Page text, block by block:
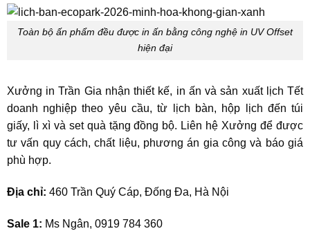
Toàn bộ ấn phẩm đều được in ấn bằng công nghệ in UV Offset
hiện đại
Xưởng in Trần Gia nhận thiết kế, in ấn và sản xuất lịch Tết
doanh nghiệp theo yêu cầu, từ lịch bàn, hộp lịch đến túi
giấy, lì xì và set quà tặng đồng bộ. Liên hệ Xưởng để được
tư vấn quy cách, chất liệu, phương án gia công và báo giá
phù hợp.
Địa chỉ: 460 Trần Quý Cáp, Đống Đa, Hà Nội
Sale 1: Ms Ngân, 0919 784 360